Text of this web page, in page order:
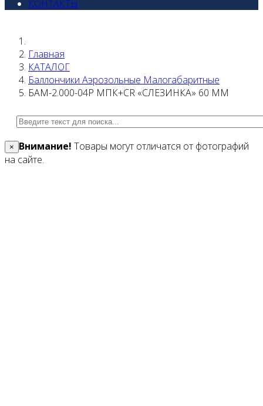
КОНТАКТЫ
Главная
КАТАЛОГ
Баллончики Аэрозольные Малогабаритные
БАМ-2.000-04Р МПК+CR «СЛЕЗИНКА» 60 ММ
× Внимание! Товары могут отличатся от фотографий
на сайте.